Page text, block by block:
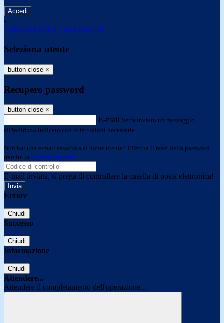
-
Entra con SPID Entra con CIE
Seleziona utente
button close ×
Recupero password
button close ×
E-mail Verrà inviato un messaggio
all'indirizzo indicato con le istruzioni necessarie.
Non hai una e-mail associata al nome utente? Effettua il reset della password
tramite la Login Spaggiari
E-mail inviata, si prega di controllare la casella di posta elettronica!
Errore
Chiudi
Successo
Chiudi
Informazione
Chiudi
Attendere...
Attendere il completamento dell'operazione...